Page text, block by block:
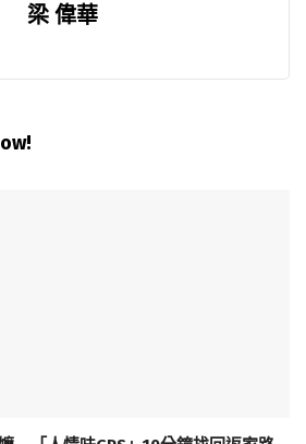
梁 偉華